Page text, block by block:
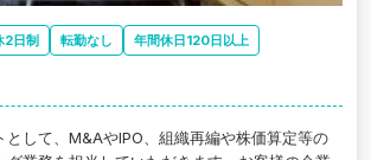
2日制 転勤なし
年間休日120日以上
として、M&AやIPO、組織再編や株価算定等の